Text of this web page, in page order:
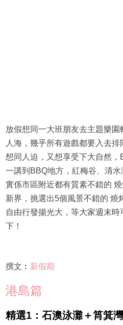
放假想同一大班朋友去主題樂
人海，幾乎所有遊戲都要入去
想同人迫，又想享受下大自然，
一講到BBQ地方，紅梅谷、清
實係市區附近都有質素不錯的
新界，挑選出5個風景不錯的 燒
自由行發揚光大，等大家週末
下！
撰文︰ 新假期
港島篇
精選1：石澳泳灘＋筲箕